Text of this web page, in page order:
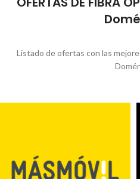
Listado de ofertas con las